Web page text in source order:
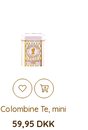
Colombine Te, mini
59,95 DKK